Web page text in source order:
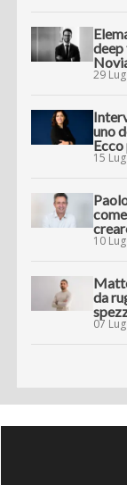
deep
29
uno
Ecco
15
10
da
07